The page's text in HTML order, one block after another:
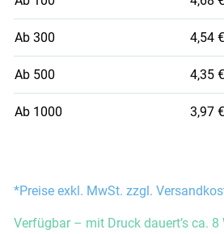
Ab 300 4,54
Ab 500 4,35
Ab 1000 3,97
*Preise exkl. MwSt. zzgl.
Verfügbar – mit Druck dauert’s ca.